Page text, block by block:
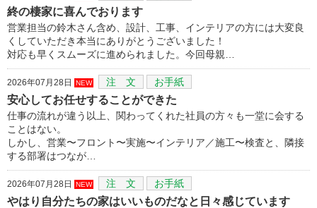
終の棲家に喜んでおります
営業担当の鈴木さん含め、設計、工事、インテリアの方には大変良
くしていただき本当にありがとうございました！
対応も早くスムーズに進められました。今回母親…
2026年07月28日 NEW 注 文 お手紙
安心してお任せすることができた
仕事の流れが違う以上、関わってくれた社員の方々も一堂に会する
ことはない。
しかし、営業〜フロント〜実施〜インテリア／施工〜検査と、隣接
する部署はつなが…
2026年07月28日 NEW 注 文 お手紙
やはり自分たちの家はいいものだなと日々感じています